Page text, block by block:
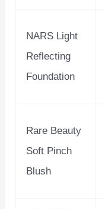
NARS Light
Reflecting
Foundation
Rare Beauty
Soft Pinch
Blush